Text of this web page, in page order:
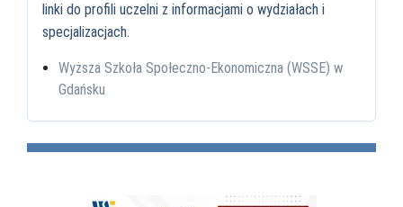
linki do profili uczelni z informacjami o wydziałach i
specjalizacjach.
Wyższa Szkoła Społeczno-Ekonomiczna (WSSE) w
Gdańsku